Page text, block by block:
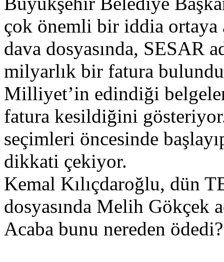
çok önemli bir iddia ortaya
dava dosyasında, SESAR
milyarlık bir fatura
Milliyet’in edindiği
fatura kesildiğini
seçimleri öncesinde
dikkati çekiyor.
Kemal Kılıçdaroğlu, dün
dosyasında Melih Gökçek
Acaba bunu nereden